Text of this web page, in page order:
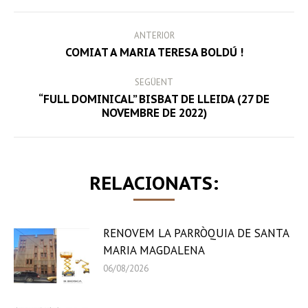
NAVIGATION
ANTERIOR
Previous
COMIAT A MARIA TERESA BOLDÚ !
SEGÜENT
Next
“FULL DOMINICAL” BISBAT DE LLEIDA (27 DE
NOVEMBRE DE 2022)
RELACIONATS:
RENOVEM LA PARRÒQUIA DE SANTA
MARIA MAGDALENA
06/08/2026